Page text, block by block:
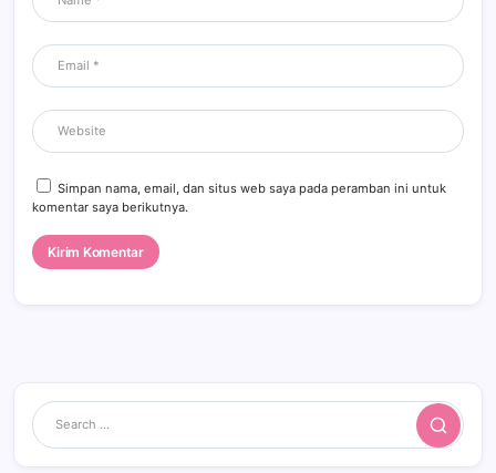
Simpan nama, email, dan situs web saya pada peramban ini untuk
komentar saya berikutnya.
Search